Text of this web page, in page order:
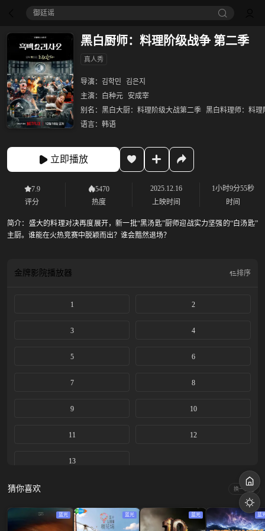
御廷谣‎
黑白厨师：料理阶级战争 第二季‎
真人秀
导演： 김학민
김은지
主演：
白种元 安成宰
别名： 黑白大厨：料理阶级大战第二季 黑白料理师：料理
语言： 韩语
立即播放
7.9
评分
5470
热度
2025.12.16
上映时间
1小时9分55秒
时间
简介： 盛大的料理对决再度展开，新一批“黑汤匙”厨师迎战实力坚强的“白汤匙”
主厨。谁能在火热竞赛中脱颖而出？谁会黯然退场？
金牌影院播放器 排序
1 2
3 4
5 6
7 8
9 10
11 12
13
猜你喜欢 换一换
蓝光 蓝光 蓝光 蓝